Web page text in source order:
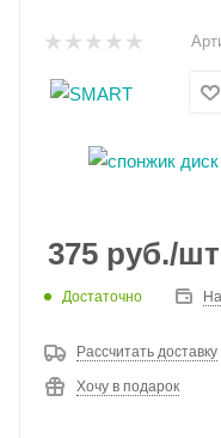
375 руб./шт
Достаточно
Рассчитать доставку
Хочу в подарок